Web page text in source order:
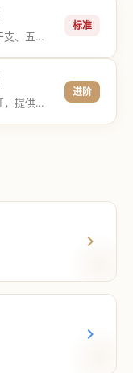
深度还原传统术数排盘与古籍断语，保留干支、五行与神煞等专业术语，适合追求严谨考证与具备易学基础的用户。
标准
在专业排盘基础上融合大模型多维交叉验证，提供更详尽的流年推演、应期运筹、象意深度剖析，以及全方位的运筹决策指导。
进阶